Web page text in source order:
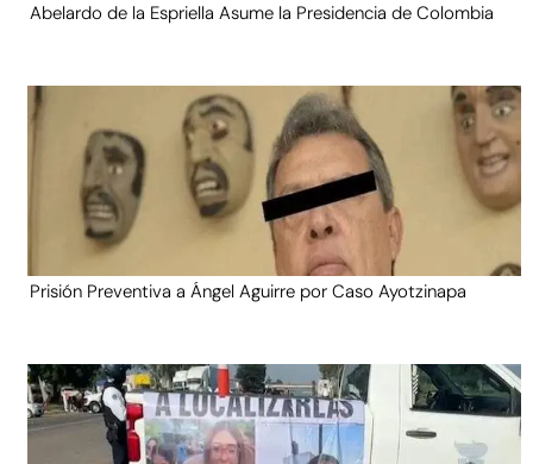
Abelardo de la Espriella Asume la Presidencia de Colombia
Prisión Preventiva a Ángel Aguirre por Caso Ayotzinapa